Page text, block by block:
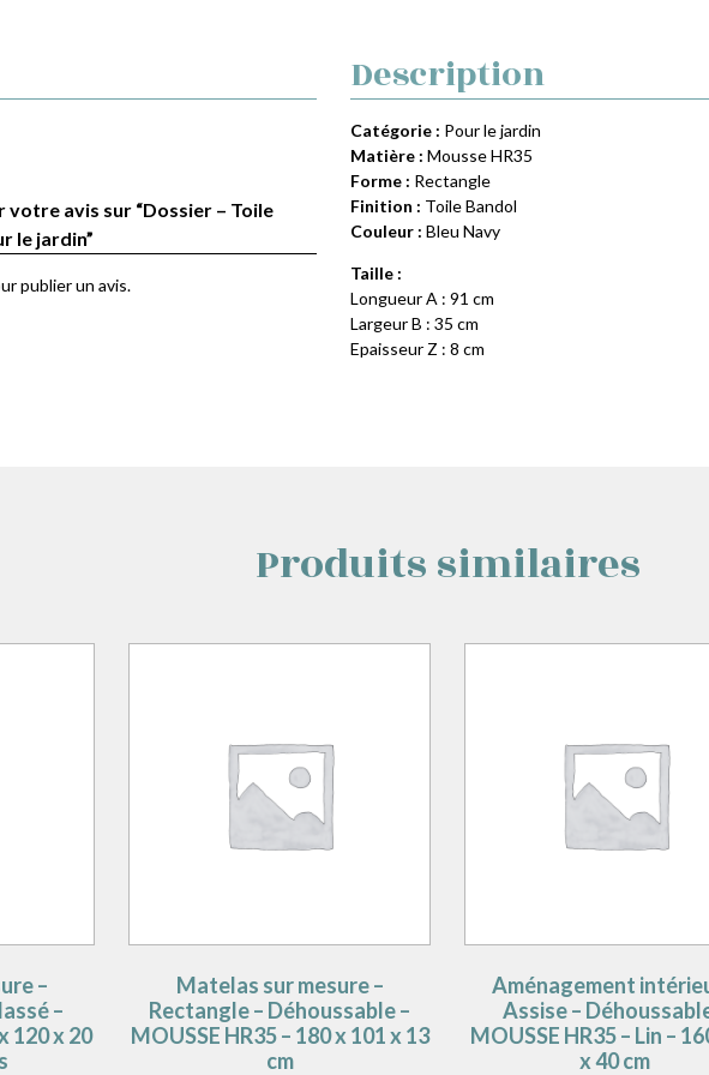
votre avis sur “Dossier – Toile
le jardin”
publier un avis.
Description
Catégorie : Pour le jardin
Matière : Mousse HR35
Forme : Rectangle
Finition : Toile Bandol
Couleur : Bleu Navy
Taille :
Longueur A : 91 cm
Largeur B : 35 cm
Epaisseur Z : 8 cm
Produits similaires
–
–
120 x 20
Matelas sur mesure –
Rectangle – Déhoussable –
MOUSSE HR35 – 180 x 101 x 13
cm
Aménagement
Assise –
MOUSSE HR35 – Lin –
x 40 cm